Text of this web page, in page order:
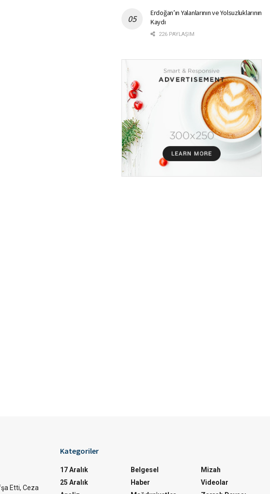
Erdoğan’ın Yalanlarının ve Yolsuzluklarının
Kaydı
226 PAYLAŞIM
Etti, Ceza
Kategoriler
17 Aralık
25 Aralık
Belgesel
Haber
Mizah
Videolar